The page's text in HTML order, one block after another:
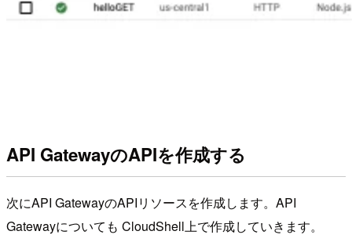
API GatewayのAPIを作成する
次にAPI GatewayのAPIリソースを作成します。API
Gatewayについても CloudShell上で作成していきます。